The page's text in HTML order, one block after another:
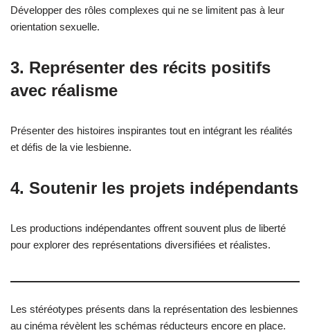
Développer des rôles complexes qui ne se limitent pas à leur
orientation sexuelle.
3. Représenter des récits positifs
avec réalisme
Présenter des histoires inspirantes tout en intégrant les réalités
et défis de la vie lesbienne.
4. Soutenir les projets indépendants
Les productions indépendantes offrent souvent plus de liberté
pour explorer des représentations diversifiées et réalistes.
Les stéréotypes présents dans la représentation des lesbiennes
au cinéma révèlent les schémas réducteurs encore en place.